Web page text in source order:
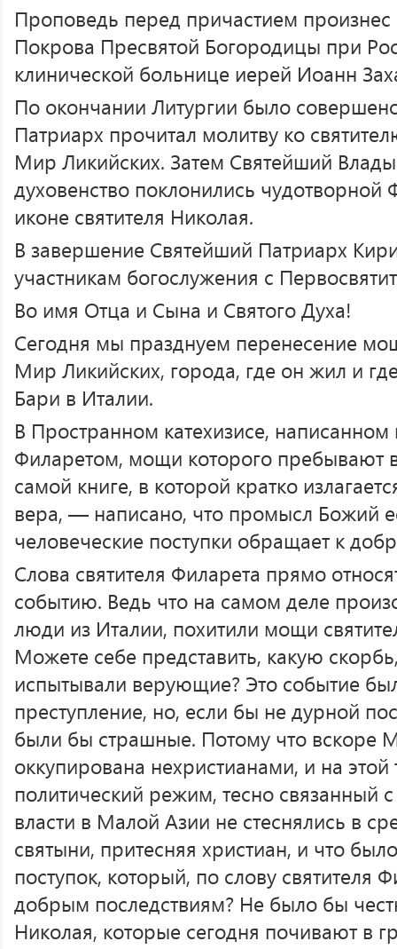
Проповедь перед причастием произнес
Покрова Пресвятой Богородицы при
клинической больнице иерей Иоанн
По окончании Литургии было
Патриарх прочитал молитву ко
Мир Ликийских. Затем Святейший
духовенство поклонились
иконе святителя Николая.
В завершение Святейший Патриарх
участникам богослужения с
Во имя Отца и Сына и Святого Духа!
Сегодня мы празднуем перенесение
Мир Ликийских, города, где он жил и
Бари в Италии.
В Пространном катехизисе,
Филаретом, мощи которого пребывают
самой книге, в которой кратко
вера, — написано, что промысл Божий
человеческие поступки обращает к
Слова святителя Филарета прямо
событию. Ведь что на самом деле
люди из Италии, похитили мощи
Можете себе представить, какую
испытывали верующие? Это событие
преступление, но, если бы не дурной
были бы страшные. Потому что вскоре
оккупирована нехристианами, и на
политический режим, тесно связанный
власти в Малой Азии не стеснялись в
святыни, притесняя христиан, и что
поступок, который, по слову святителя
добрым последствиям? Не было бы
Николая, которые сегодня почивают в